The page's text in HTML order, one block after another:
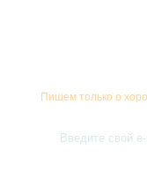
Пишем только о